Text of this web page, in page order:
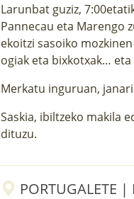
Larunbat guziz,
Pannecau eta Marengo
ekoitzi sasoiko
ogiak eta bixkotxak…
Merkatu inguruan,
Saskia, ibiltzeko makila
dituzu.
PORTUGALETE |